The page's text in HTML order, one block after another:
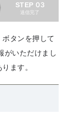
STEP 03
送信完了
タンを押して
がいただけまし
ます。